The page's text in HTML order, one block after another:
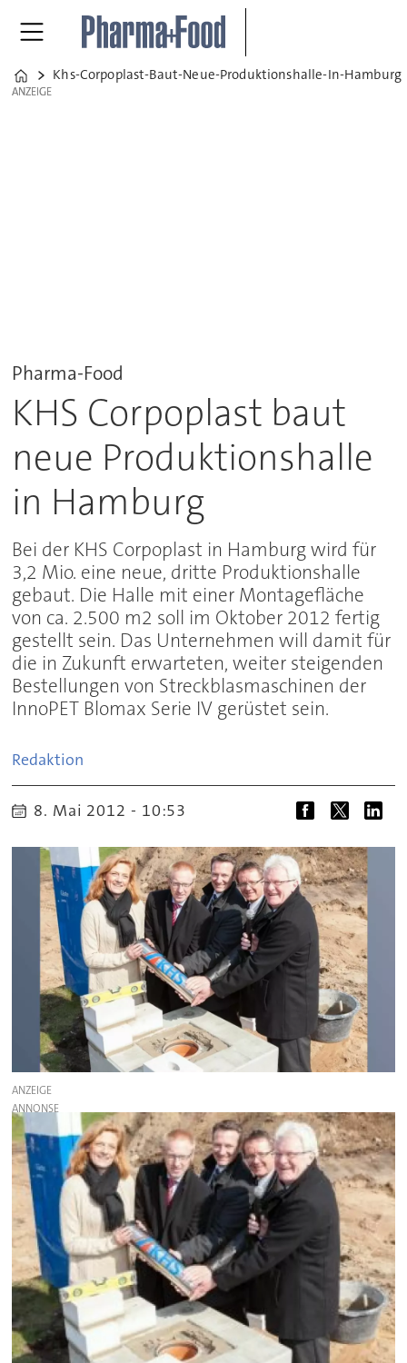
Home
Khs-Corpoplast-Baut-Neue-Produktionshalle-In-Hamburg
ANZEIGE
ANZEIGE
Pharma-Food
KHS Corpoplast baut
neue Produktionshalle
in Hamburg
Bei der KHS Corpoplast in Hamburg wird für
3,2 Mio. eine neue, dritte Produktionshalle
gebaut. Die Halle mit einer Montagefläche
von ca. 2.500 m2 soll im Oktober 2012 fertig
gestellt sein. Das Unternehmen will damit für
die in Zukunft erwarteten, weiter steigenden
Bestellungen von Streckblasmaschinen der
InnoPET Blomax Serie IV gerüstet sein.
Redaktion
8. Mai 2012 - 10:53
ANZEIGE